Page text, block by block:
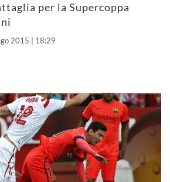
per la Supercoppa
2015 | 18:29